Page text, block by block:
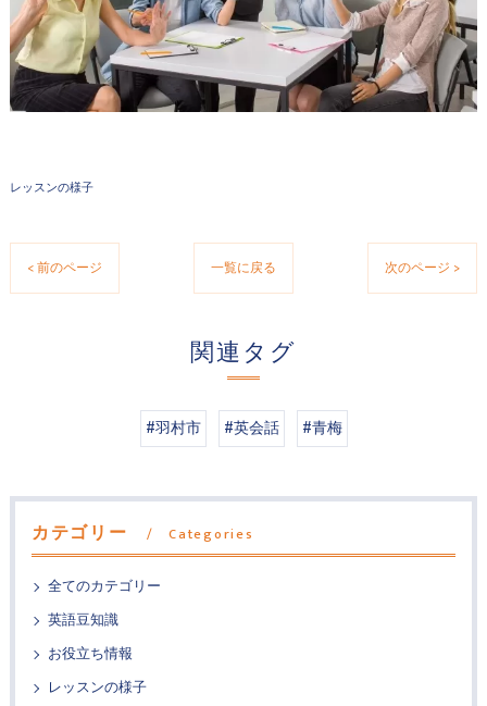
レッスンの様子
< 前のページ 一覧に戻る 次のページ >
関連タグ
#羽村市 #英会話 #青梅
カテゴリー Categories
全てのカテゴリー
英語豆知識
お役立ち情報
レッスンの様子